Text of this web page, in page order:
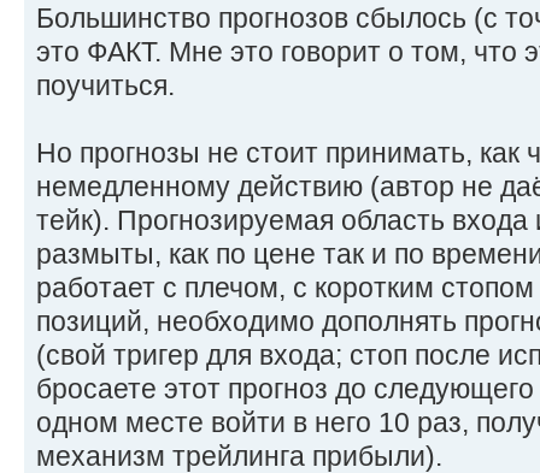
Большинство прогнозов сбылось (с
это ФАКТ. Мне это говорит о том, что
поучиться.
Но прогнозы не стоит принимать, как
немедленному действию (автор не
тейк). Прогнозируемая область
размыты, как по цене так и по
работает с плечом, с коротким
позиций, необходимо дополнять
(свой тригер для входа; стоп после
бросаете этот прогноз до
одном месте войти в него 10 раз,
механизм трейлинга прибыли).